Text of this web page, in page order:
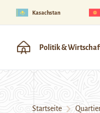
Kasachstan
Politik &
Startseite